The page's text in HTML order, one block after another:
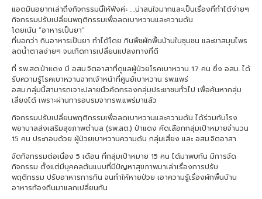
แอดมินอยากเล่าถึงกิจกรรมนี้ให้ฟังค่ะ ….น่าสนใจมากและเป็นเรื่องที่ทำได้ง่ายๆ
กิจกรรมปรับเปลี่ยนพฤติกรรมเพื่อลดเบาหวานและความดัน
โดยเน้น “อาหารเป็นยา”
ที่บอกว่า กินอาหารเป็นยา ทำได้โดย กินพืชผักพื้นบ้านในชุมชน และยาสมุนไพร
ลดน้ำตาลง่ายๆ จนเกิดการเปลี่ยนแปลงทางที่ดี
ที่ รพ.สต.ป่าแดง มี อสม.จิตอาสาที่ดูแลผู้ป่วยโรคเบาหวาน 17 คน ซึ่ง อสม. ได้
รับความรู้โรคเบาหวานจากเจ้าหน้าที่ศูนย์เบาหวาน รพ.แพร่
อสม.กลุ่มนี้สามารถเจาะปลายนิ้วคัดกรองกลุ่มประชาชนทั่วไป เพื่อค้นหากลุ่ม
เสี่ยงได้ เพราะผ่านการอบรมจากรพ.แพร่มาแล้ว
กิจกรรมปรับเปลี่ยนพฤติกรรมเพื่อลดเบาหวานและความดัน ได้ร่วมกับโรง
พยาบาลส่งเสริมสุขภาพตำบล (รพ.สต.) ป่าแดง คัดเลือกกลุ่มเป้าหมายจำนวน
15 คน ประกอบด้วย ผู้ป่วยเบาหวานความดัน กลุ่มเสี่ยง และ อสม.จิตอาสา
จัดกิจกรรมต่อเนื่อง 5 เดือน ที่กลุ่มเป้าหมาย 15 คน ได้มาพบกัน มีการจัด
กิจกรรม ตั้งแต่มีบุคคลต้นแบบที่มีปัญหาสุขภาพมาเล่าเรื่องการปรับ
พฤติกรรม ปรับอาหารการกิน จนทำให้หายป่วย เอาความรู้เรื่องผักพื้นบ้าน
อาหารท้องถิ่นมาแลกเปลี่ยนกัน